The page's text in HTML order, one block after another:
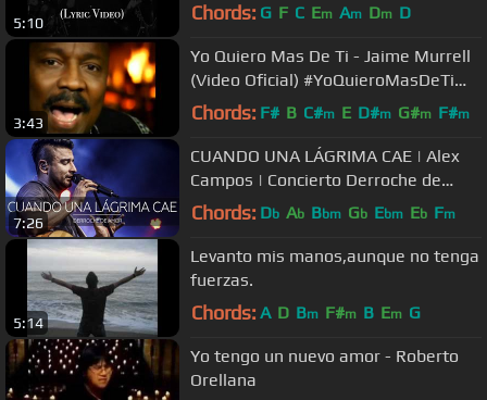
5:10 Chords: G F C Em Am Dm D
3:43
Yo Quiero Mas De Ti - Jaime Murrell
(Video Oficial) #YoQuieroMasDeTi
#JaimeMurrell #VideoOficial
Chords: F# B C#m E D#m G#m F#m
7:26
CUANDO UNA LÁGRIMA CAE | Alex
Campos | Concierto Derroche de
amor (HD) 2016
Chords: Db Ab Bbm Gb Ebm Eb Fm
5:14
Levanto mis manos,aunque no tenga
fuerzas.
Chords: A D Bm F#m B Em G
Yo tengo un nuevo amor - Roberto
Orellana